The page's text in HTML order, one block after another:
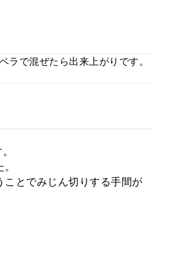
で混ぜたら出来上がりです。
とでみじん切りする手間が